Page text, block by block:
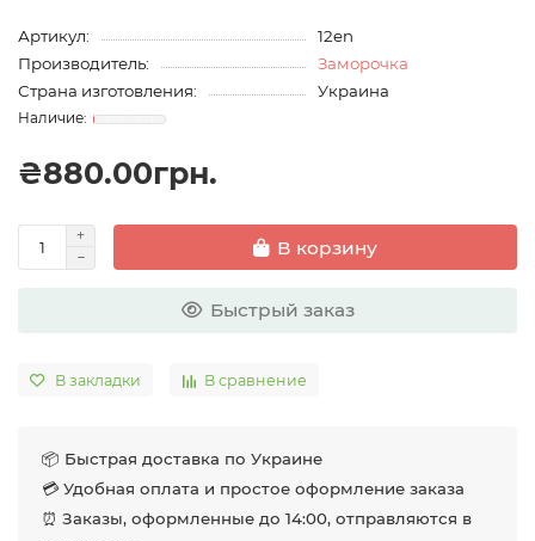
Артикул:
12en
Производитель:
Заморочка
Страна изготовления:
Украина
₴880.00грн.
В корзину
Быстрый заказ
В закладки В сравнение
📦 Быстрая доставка по Украине
💳 Удобная оплата и простое оформление заказа
⏰ Заказы, оформленные до 14:00, отправляются в